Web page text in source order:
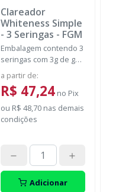
Clareador
Whiteness Simple
- 3 Seringas - FGM
Embalagem contendo 3
seringas com 3g de gel
cada uma.
a partir de:
R$ 47,24 no Pix
ou R$ 48,70nas demais
condições
Adicionar